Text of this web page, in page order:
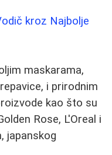
kroz Najbolje
maskarama,
i prirodnim
kao što su
Rose, L'Oreal i
japanskog